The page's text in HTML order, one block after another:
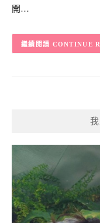
開…
CONTINUE